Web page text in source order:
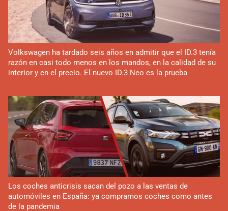
Volkswagen ha tardado seis años en admitir que el ID.3 tenía
razón en casi todo menos en los mandos, en la calidad de su
interior y en el precio. El nuevo ID.3 Neo es la prueba
Los coches anticrisis sacan del pozo a las ventas de
automóviles en España: ya compramos coches como antes
de la pandemia